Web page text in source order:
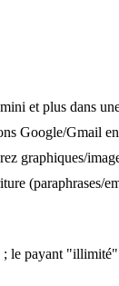
et plus dans
Google/Gmail
graphiques/
(paraphrases/
payant